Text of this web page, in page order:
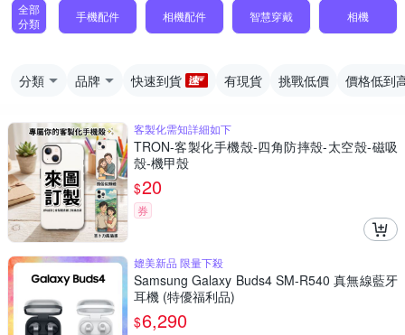
全部
分類
手機配件 相機配件 智慧穿戴 相機
分類 品牌 快速到貨 有現貨 挑戰低價 價格低到
客製化需知詳細如下
TRON-客製化手機殼-四角防摔殼-太空殼-磁吸
殼-機甲殼
$20
券
媲美新品 限量下殺
Samsung Galaxy Buds4 SM-R540 真無線藍牙
耳機 (特優福利品)
$6,290